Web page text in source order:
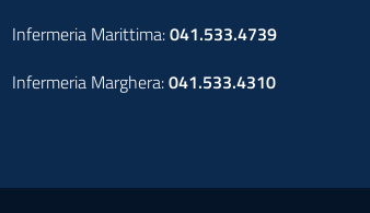
Infermeria Marittima:041.533.4739
Infermeria Marghera:041.533.4310